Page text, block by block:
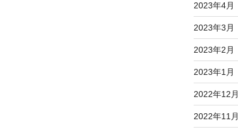
2023年4月
2023年3月
2023年2月
2023年1月
2022年12月
2022年11月